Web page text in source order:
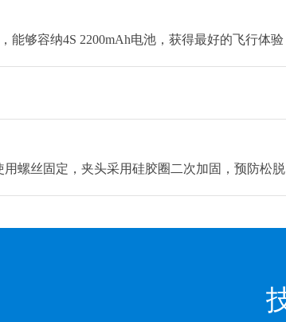
能够容纳4S 2200mAh电池，获得最好的飞行体验
用螺丝固定，夹头采用硅胶圈二次加固，预防松